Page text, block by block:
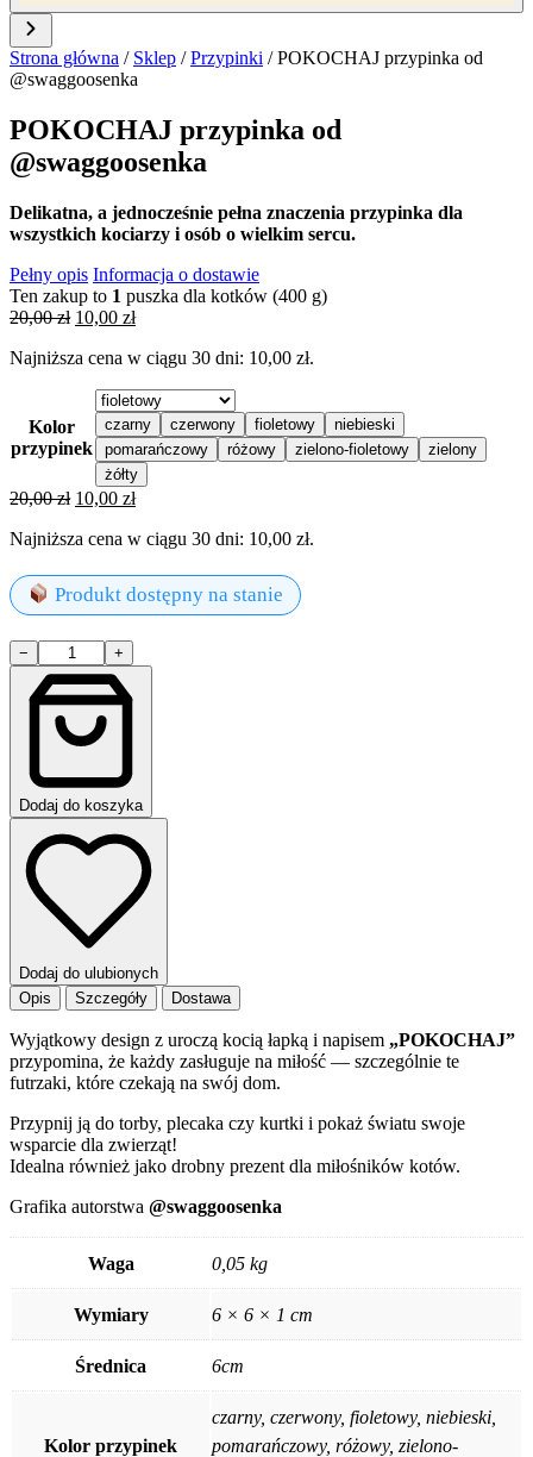
Strona główna / Sklep / Przypinki /POKOCHAJ przypinka od
@swaggoosenka
POKOCHAJ przypinka od
@swaggoosenka
Delikatna, a jednocześnie pełna znaczenia przypinka dla
wszystkich kociarzy i osób o wielkim sercu.
Pełny opis Informacja o dostawie
Ten zakup to 1 puszka dla kotków (400 g)
20,00zł Pierwotna
wynosiła:
10,00 złAktualna
wynosi:
Najniższa cena w ciągu 30 dni: 10,00 zł.
Kolor
przypinek
czarny czerwony fioletowy
niebieski
pomarańczowy
różowy zielono-fioletowy
zielony
żółty
20,00zł Pierwotna
wynosiła:
10,00 złAktualna
wynosi:
Najniższa cena w ciągu 30 dni: 10,00 zł.
Produkt dostępny na stanie
ilość
POKOCHAJ
przypinka
@swaggoosenka
− +
Dodaj do koszyka
Dodaj do ulubionych
Opis
Szczegóły Dostawa
Wyjątkowy design z uroczą kocią łapką i napisem „POKOCHAJ”
przypomina, że każdy zasługuje na miłość — szczególnie te
futrzaki, które czekają na swój dom.
Przypnij ją do torby, plecaka czy kurtki i pokaż światu swoje
wsparcie dla zwierząt!
Idealna również jako drobny prezent dla miłośników kotów.
Grafika autorstwa @swaggoosenka
Waga 0,05 kg
Wymiary 6 × 6 × 1 cm
Średnica 6cm
Kolor przypinek
czarny, czerwony, fioletowy, niebieski,
pomarańczowy, różowy, zielono-